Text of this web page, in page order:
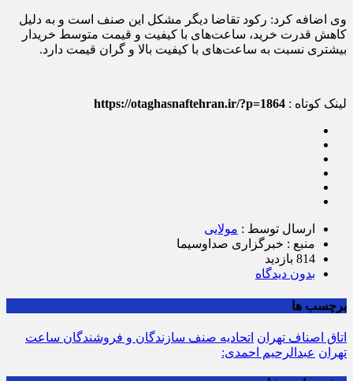
وی اضافه کرد: رکود تقاضا دیگر مشکل این صنف است و به دلیل
کاهش قدرت خرید، ساعت‌های با کیفیت و قیمت متوسط خریدار
بیشتری نسبت به ساعت‌های با کیفیت بالا و گران قیمت دارد.
لینک کوتاه : https://otaghasnaftehran.ir/?p=1864
ارسال توسط : مولایی
منبع : خبرگزاری صداوسیما
814 بازدید
بدون دیدگاه
برچسب ها
اتاق اصناف تهران اتحادیه صنف سازندگان و فروشندگان ساعت
تهران عبدالرحیم احمدی: